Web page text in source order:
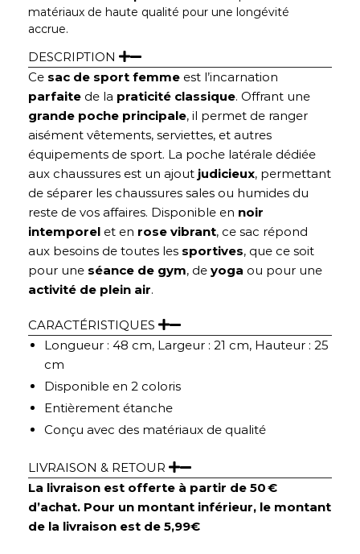
matériaux de haute qualité pour une longévité
accrue.
DESCRIPTION
Ce sac de sport femme est l’incarnation
parfaite de la praticité classique. Offrant une
grande poche principale, il permet de ranger
aisément vêtements, serviettes, et autres
équipements de sport. La poche latérale dédiée
aux chaussures est un ajout judicieux, permettant
de séparer les chaussures sales ou humides du
reste de vos affaires. Disponible en noir
intemporel et en rose vibrant, ce sac répond
aux besoins de toutes les sportives, que ce soit
pour une séance de gym, de yoga ou pour une
activité de plein air.
CARACTÉRISTIQUES
Longueur : 48 cm, Largeur : 21 cm, Hauteur : 25
cm
Disponible en 2 coloris
Entièrement étanche
Conçu avec des matériaux de qualité
LIVRAISON & RETOUR
La livraison est offerte à partir de 50 €
d’achat. Pour un montant inférieur, le montant
de la livraison est de 5,99€